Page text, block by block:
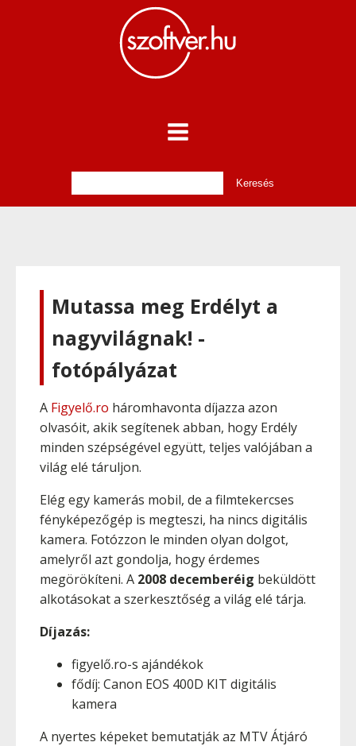
Mutassa meg Erdélyt a
nagyvilágnak! -
fotópályázat
A Figyelő.ro háromhavonta díjazza azon
olvasóit, akik segítenek abban, hogy Erdély
minden szépségével együtt, teljes valójában a
világ elé táruljon.
Elég egy kamerás mobil, de a filmtekercses
fényképezőgép is megteszi, ha nincs digitális
kamera. Fotózzon le minden olyan dolgot,
amelyről azt gondolja, hogy érdemes
megörökíteni. A 2008 decemberéig beküldött
alkotásokat a szerkesztőség a világ elé tárja.
Díjazás:
figyelő.ro-s ajándékok
fődíj: Canon EOS 400D KIT digitális
kamera
A nyertes képeket bemutatják az MTV Átjáró